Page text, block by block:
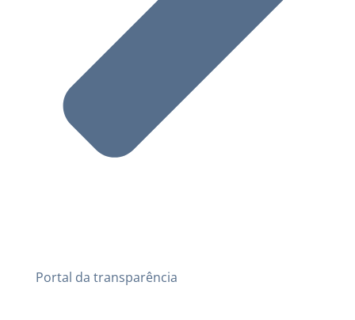
Portal da transparência